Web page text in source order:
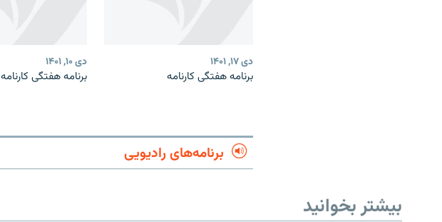
دی ۱۷, ۱۴۰۱
برنامه هفتگی کارنامه
دی ۱۰, ۱۴۰۱
برنامه هفتگی کارنامه
برنامه‌های رادیویی
بیشتر بخوانید